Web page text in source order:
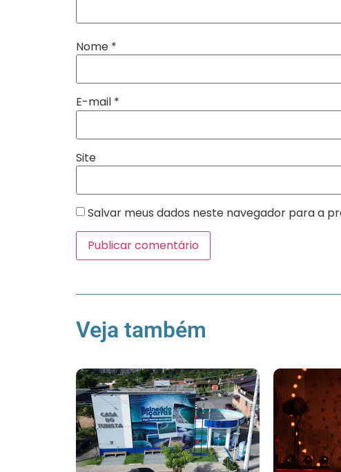
Nome *
E-mail *
Site
Salvar meus dados neste navegador para a
Veja também